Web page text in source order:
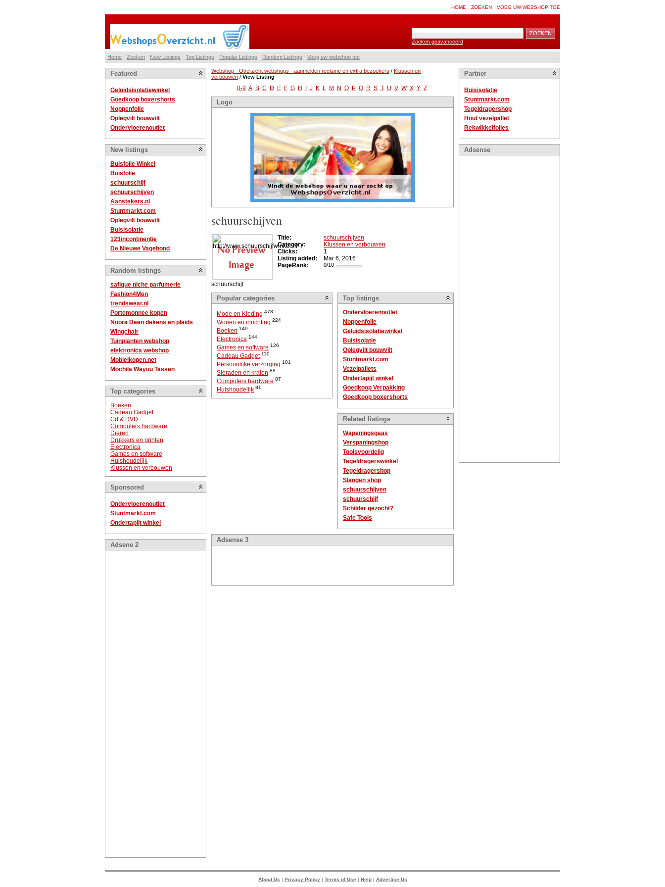
HOME ZOEKEN VOEG UW WEBSHOP TOE
Zoeken geavanceerd
Home Zoeken New Listings Top Listings Popular Listings Random Listings Voeg uw webshop toe
Featured
Geluidsisolatiewinkel
Goedkoop boxershorts
Noppenfolie
Oplegvilt bouwvilt
Ondervloerenoutlet
New listings
Buisfolie Winkel
Buisfolie
schuurschijf
schuurschijven
Aanstekers.nl
Stuntmarkt.com
Oplegvilt bouwvilt
Buisisolatie
123incontinentie
De Nieuwe Vagebond
Random listings
safique niche parfumerie
Fashion4Men
trendswear.nl
Portemonnee kopen
Noora Deen dekens en plaids
Wingchair
Tuinplanten webshop
elektronica webshop
Mobielkopen.net
Mochila Wayuu Tassen
Top categories
Boeken
Cadeau Gadget
Cd & DVD
Computers hardware
Dieren
Drukkers en printen
Electronica
Games en software
Huishoudelijk
Klussen en verbouwen
Sponsored
Ondervloerenoutlet
Stuntmarkt.com
Ondertapijt winkel
Adsene 2
Webshop - Overzicht webshops - aanmelden reclame en extra bezoekers / Klussen en
verbouwen / View Listing
0-9 A B C D E F G H J K L M N O P Q R S T U V W X Y Z
Logo
schuurschijven
Title:
schuurschijven
Category:
Klussen en verbouwen
Clicks:
1
Listing added:
Mar 6, 2016
PageRank:
0/10
schuurschijf
Popular categories
Mode en Kleding 478
Wonen en inrichting 224
Boeken 149
Electronica 144
Games en software 126
Cadeau Gadget 110
Persoonlijke verzorging 101
Sieraden en kralen 88
Computers hardware 87
Huishoudelijk 81
Top listings
Ondervloerenoutlet
Noppenfolie
Geluidsisolatiewinkel
Buisisolatie
Oplegvilt bouwvilt
Stuntmarkt.com
Vezelpallets
Ondertapijt winkel
Goedkoop Verpakking
Goedkoop boxershorts
Related listings
Wapeningsgaas
Verspaningshop
Toolsvoordelig
Tegeldragerswinkel
Tegeldragershop
Slangen shop
schuurschijven
schuurschijf
Schilder gezocht?
Safe Tools
Adsense 3
Partner
Buisisolatie
Stuntmarkt.com
Tegeldragershop
Hout vezelpallet
Rekwikkelfolies
Adsense
About Us | Privacy Policy| Terms of Use | Help| Advertise Us